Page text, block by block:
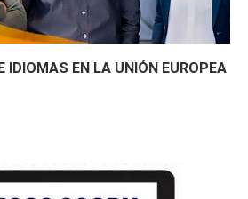
IDIOMAS EN LA UNIÓN EUROPEA